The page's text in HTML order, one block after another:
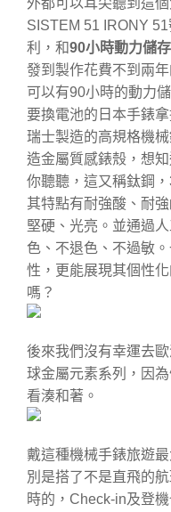
SISTEM 51 IRONY
利，和90小時動力儲存
發到製作花費不到兩
可以有90小時的動力
要換電池的日本手錶拿
瑞士製造的高規格機
造金屬質感錶殼，想
你聽聽，這又稱鈦鋼
其特點有耐強酸、耐
堅硬、光亮。並通過
色、不退色、不過敏
性，更能展現其個性
嗎？
後來我們沒有幸運去
球金屬元素系列，因
看湊和著。
戴這種機械手錶旅遊
別是搭了不是直飛的
時的，Check-in及登